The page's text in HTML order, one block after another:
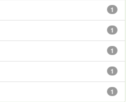
1
1
1
1
1